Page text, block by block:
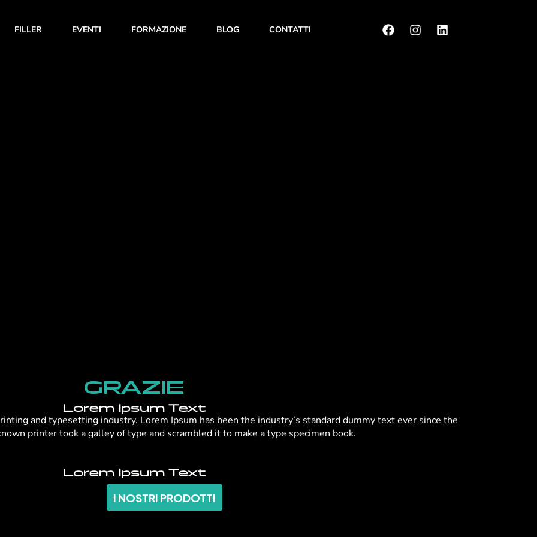
FILLER EVENTI FORMAZIONE BLOG CONTATTI
GRAZIE
Lorem Ipsum Text
and typesetting industry. Lorem Ipsum has been the industry’s standard dummy text ever since the
printer took a galley of type and scrambled it to make a type specimen book.
Lorem Ipsum Text
I NOSTRI PRODOTTI